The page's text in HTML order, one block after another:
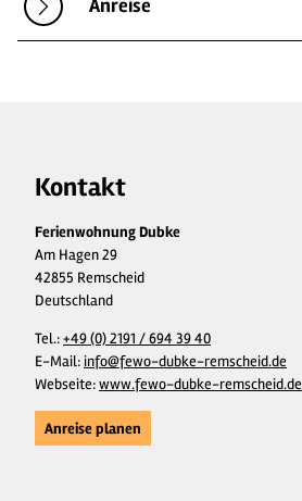
Anreise
Kontakt
Ferienwohnung Dubke
Am Hagen 29
42855 Remscheid
Deutschland
Tel.:+49 (0) 2191 / 694 39 40
E-Mail:info@fewo-dubke-remscheid.de
Webseite:www.fewo-dubke-remscheid.de
Anreise planen